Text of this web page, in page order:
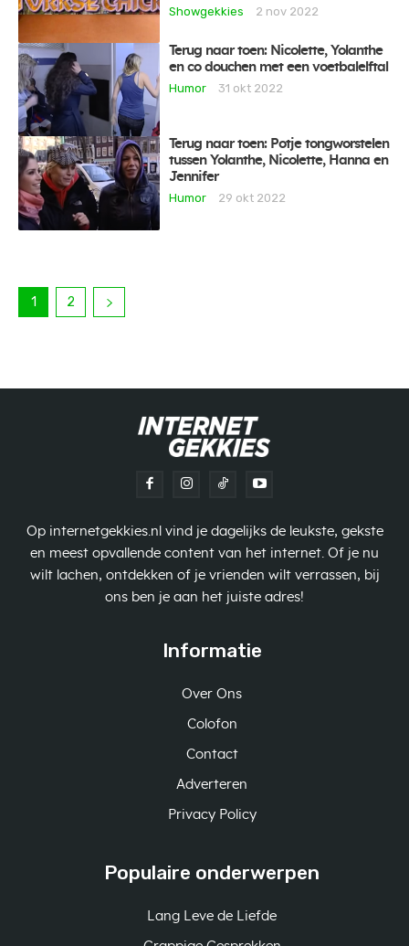
Showgekkies
2 nov 2022
Terug naar toen: Nicolette, Yolanthe
en co douchen met een voetbalelftal
Humor
31 okt 2022
Terug naar toen: Potje tongworstelen
tussen Yolanthe, Nicolette, Hanna en
Jennifer
Humor
29 okt 2022
1 2
Op internetgekkies.nl vind je dagelijks de leukste, gekste
en meest opvallende content van het internet. Of je nu
wilt lachen, ontdekken of je vrienden wilt verrassen, bij
ons ben je aan het juiste adres!
Informatie
Over Ons
Colofon
Contact
Adverteren
Privacy Policy
Populaire onderwerpen
Lang Leve de Liefde